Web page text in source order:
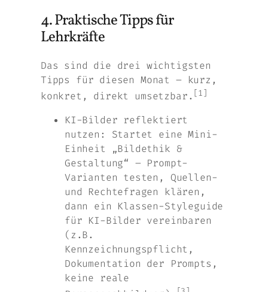
4. Praktische Tipps für
Lehrkräfte
Das sind die drei wichtigsten
Tipps für diesen Monat – kurz,
konkret, direkt umsetzbar. [1]
KI-Bilder reflektiert
nutzen: Startet eine Mini-
Einheit „Bildethik &
Gestaltung“ – Prompt-
Varianten testen, Quellen-
und Rechtefragen klären,
dann ein Klassen-Styleguide
für KI-Bilder vereinbaren
(z.B.
Kennzeichnungspflicht,
Dokumentation der Prompts,
keine reale